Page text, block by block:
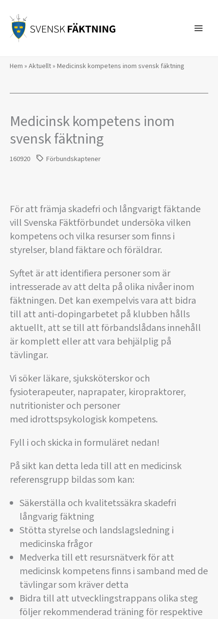
innehåll
Hem » Aktuellt» Medicinsk kompetens inom svensk fäktning
Medicinsk kompetens inom
svensk fäktning
160920 Förbundskaptener
För att främja skadefri och långvarigt fäktande
vill Svenska Fäktförbundet undersöka vilken
kompetens och vilka resurser som finns i
styrelser, bland fäktare och föräldrar.
Syftet är att identifiera personer som är
intresserade av att delta på olika nivåer inom
fäktningen. Det kan exempelvis vara att bidra
till att anti-dopingarbetet på klubben hålls
aktuellt, att se till att förbandslådans innehåll
är komplett eller att vara behjälplig på
tävlingar.
Vi söker läkare, sjuksköterskor och
fysioterapeuter, naprapater, kiropraktorer,
nutritionister och personer
med idrottspsykologisk kompetens.
Fyll i och skicka in formuläret nedan!
På sikt kan detta leda till att en medicinsk
referensgrupp bildas som kan:
Säkerställa och kvalitetssäkra skadefri
långvarig fäktning
Stötta styrelse och landslagsledning i
medicinska frågor
Medverka till ett resursnätverk för att
medicinsk kompetens finns i samband med de
tävlingar som kräver detta
Bidra till att utvecklingstrappans olika steg
följer rekommenderad träning för respektive